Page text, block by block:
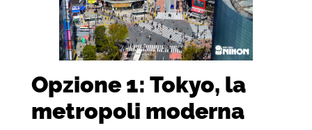
Opzione 1: Tokyo, la
metropoli moderna